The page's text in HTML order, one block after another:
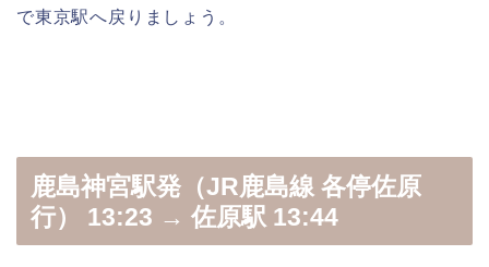
で東京駅へ戻りましょう。
鹿島神宮駅発（JR鹿島線 各停佐原
行） 13:23 → 佐原駅 13:44